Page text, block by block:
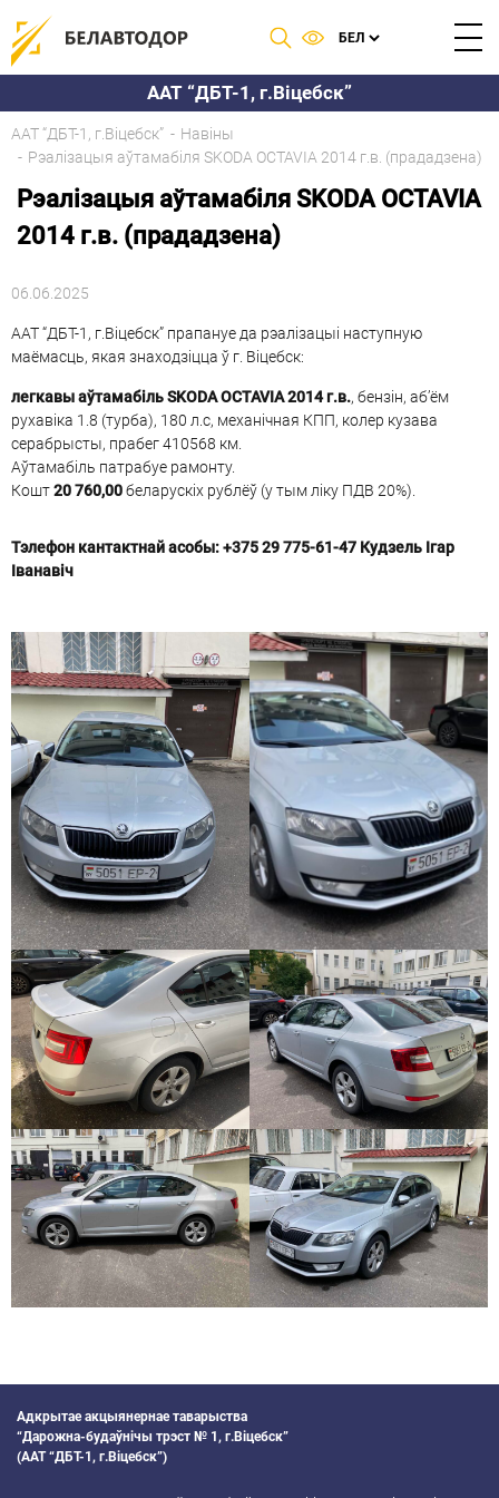
ААТ “ДБТ-1, г.Вiцебск”
ААТ “ДБТ-1, г.Вiцебск”
Навіны
Рэалізацыя аўтамабіля SKODA OCTAVIA 2014 г.в. (прададзена)
Рэалізацыя аўтамабіля SKODA OCTAVIA
2014 г.в. (прададзена)
06.06.2025
ААТ “ДБТ-1, г.Віцебск” прапануе да рэалізацыі наступную
маёмасць, якая знаходзіцца ў г. Віцебск:
легкавы аўтамабіль SKODA OCTAVIA 2014 г.в., бензін, аб’ём
рухавіка 1.8 (турба), 180 л.с, механічная КПП, колер кузава
серабрысты, прабег 410568 км.
Аўтамабіль патрабуе рамонту.
Кошт20 760,00беларускіх рублёў (у тым ліку ПДВ 20%).
Тэлефон кантактнай асобы: +375 29 775-61-47 Кудзель Ігар
Іванавіч
Адкрытае акцыянернае таварыства
“Дарожна-будаўнiчы трэст № 1, г.Вiцебск”
(ААТ “ДБТ-1, г.Вiцебск”)